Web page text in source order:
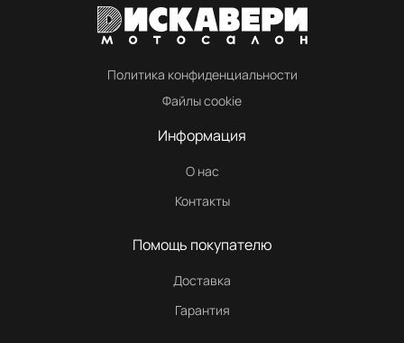
Политика конфиденциальности
Файлы cookie
Информация
О нас
Контакты
Помощь покупателю
Доставка
Гарантия